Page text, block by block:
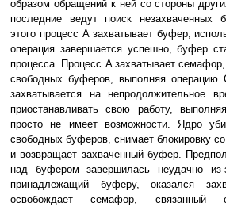
образом обращений к ней со стороны
последние ведут поиск незахваченных
этого процесс A захватывает буфер,
операция завершается успешно, буфер
процесса. Процесс A захватывает
свободных буферов, выполняя операцию
захватывается на непродолжительное
приостанавливать свою работу,
просто не имеет возможности. Ядро
свободных буферов, снимает блокировку
и возвращает захваченный буфер.
над буфером завершилась неудачно
принадлежащий буферу, оказался
освобождает семафор,